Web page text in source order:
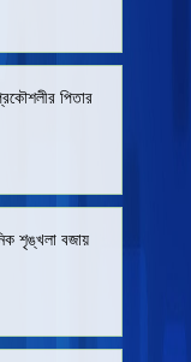
পিতার
শৃঙ্খলা বজায়